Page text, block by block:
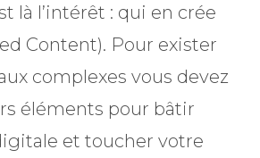
là l’intérêt : qui en crée
Content). Pour exister
complexes vous devez
éléments pour bâtir
et toucher votre